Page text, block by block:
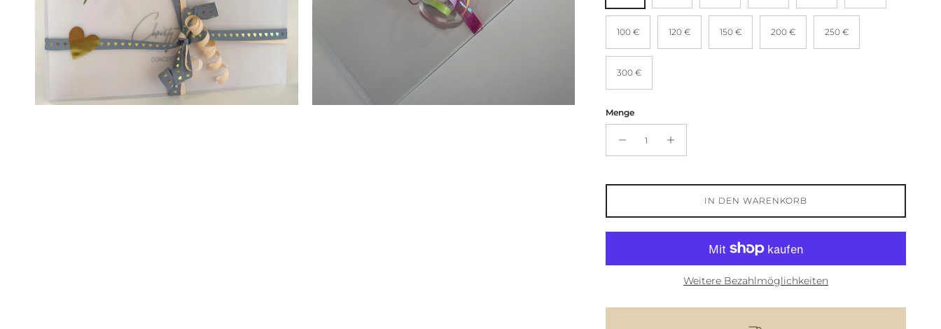
100 € 120 € 150 € 200 € 250 €
300 €
Menge
IN DEN WARENKORB
Weitere Bezahlmöglichkeiten